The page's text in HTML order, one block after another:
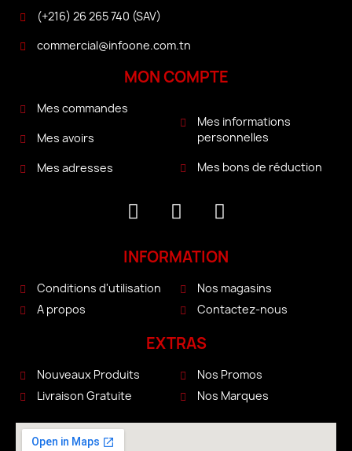
(+216) 26 265 740 (SAV)
commercial@infoone.com.tn
MON COMPTE
Mes commandes
Mes avoirs
Mes adresses
Mes informations
personnelles
Mes bons de réduction
INFORMATION
Conditions d'utilisation
A propos
Nos magasins
Contactez-nous
EXTRAS
Nouveaux Produits
Livraison Gratuite
Nos Promos
Nos Marques